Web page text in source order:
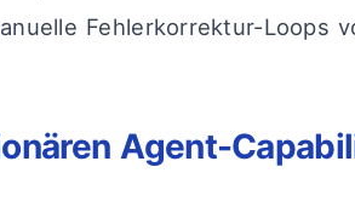
Fehlerkorrektur-Loops
Agent-